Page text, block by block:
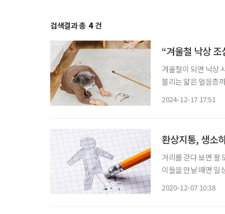
검색결과 총 4 건
“겨울철 낙상
겨울철이 되면 낙상
불리는 얇은 얼음층
2024-12-17 17:51
환상지통, 생소
거리를 걷다 보면 팔
이들을 만날 때면 일
2020-12-07 10:38